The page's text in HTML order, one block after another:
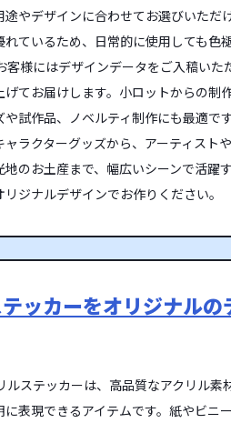
途やデザインに合わせてお選びいただ
れているため、日常的に使用しても色
客様にはデザインデータをご入稿いた
てお届けします。小ロットからの制
や試作品、ノベルティ制作にも最適で
ャラクターグッズから、アーティスト
のお土産まで、幅広いシーンで活躍
ジナルデザインでお作りください。
ッカーをオリジナル
ルステッカーは、高品質なアクリル素
に表現できるアイテムです。紙やビニ